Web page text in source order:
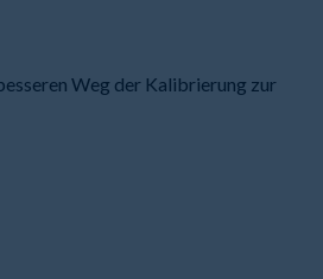
Weg der Kalibrierung zur